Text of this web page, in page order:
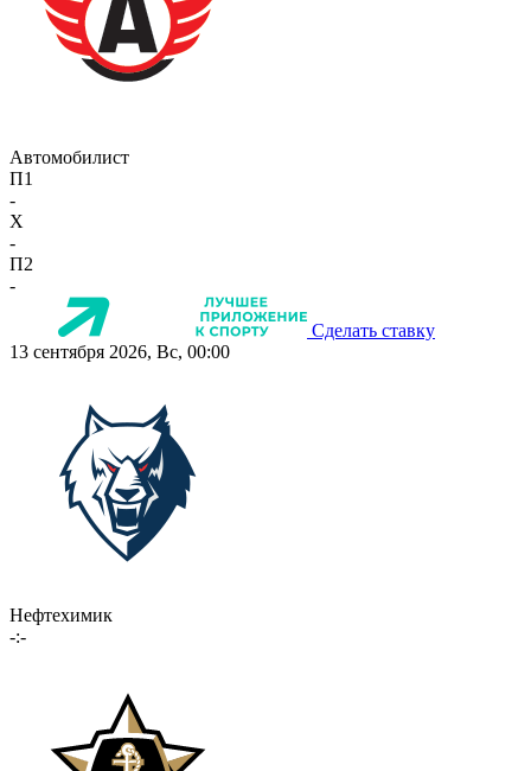
Автомобилист
П1
-
X
-
П2
-
Сделать ставку
13 сентября 2026, Вс, 00:00
Нефтехимик
-:-